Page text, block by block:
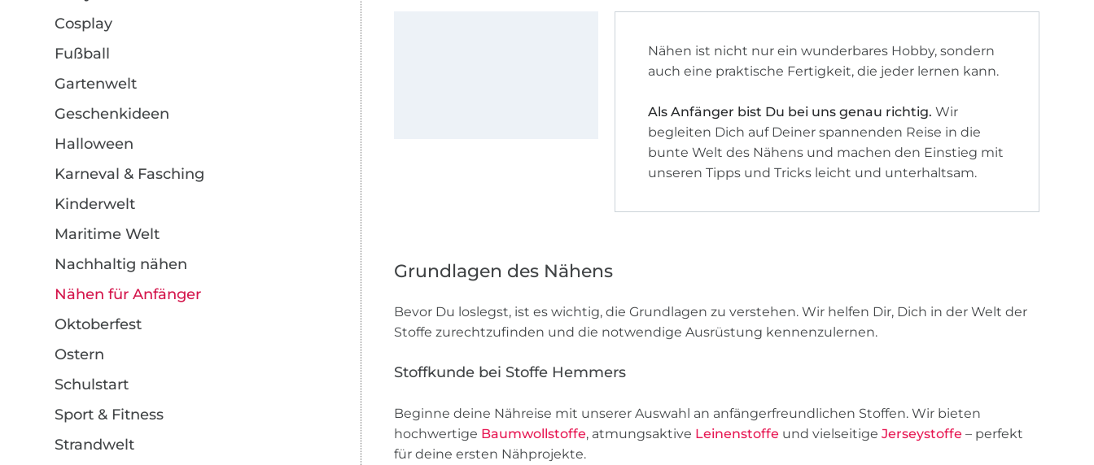
Cosplay
Fußball
Gartenwelt
Geschenkideen
Halloween
Karneval & Fasching
Kinderwelt
Maritime Welt
Nachhaltig nähen
Nähen für Anfänger
Oktoberfest
Ostern
Schulstart
Sport & Fitness
Strandwelt
Nähen ist nicht nur ein wunderbares Hobby, sondern
auch eine praktische Fertigkeit, die jeder lernen kann.
Als Anfänger bist Du bei uns genau richtig. Wir
begleiten Dich auf Deiner spannenden Reise in die
bunte Welt des Nähens und machen den Einstieg mit
unseren Tipps und Tricks leicht und unterhaltsam.
Grundlagen des Nähens
Bevor Du loslegst, ist es wichtig, die Grundlagen zu verstehen. Wir helfen Dir, Dich in der Welt der
Stoffe zurechtzufinden und die notwendige Ausrüstung kennenzulernen.
Stoffkunde bei Stoffe Hemmers
Beginne deine Nähreise mit unserer Auswahl an anfängerfreundlichen Stoffen. Wir bieten
hochwertige Baumwollstoffe, atmungsaktive Leinenstoffe und vielseitige Jerseystoffe – perfekt
für deine ersten Nähprojekte.